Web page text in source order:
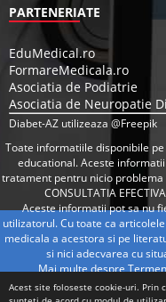
Acest site foloseste cookie-uri. Prin
PARTENERIATE
EduMedical.ro
FormareMedicala.ro
Asociatia de Podiatrie
Asociatia de Neuropatie
Diabet-AZ utilizeaza @Freepik
Toate informatiile disponibile
educational. Aceste
tratament pentru nicio problema
CONSULTATIA
Aceste informatii pot sa nu
utilizatorul. Cu toate ca
medicala a acestora si pe
si nici adecvarea cu
Mai multe despre